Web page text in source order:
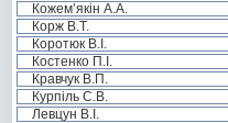
Кожем’якін А.А.
Корж В.Т.
Коротюк В.І.
Костенко П.І.
Кравчук В.П.
Курпіль С.В.
Левцун В.І.